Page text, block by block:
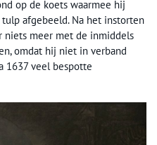
op de koets waarmee hij
afgebeeld. Na het instorten
niets meer met de inmiddels
omdat hij niet in verband
1637 veel bespotte